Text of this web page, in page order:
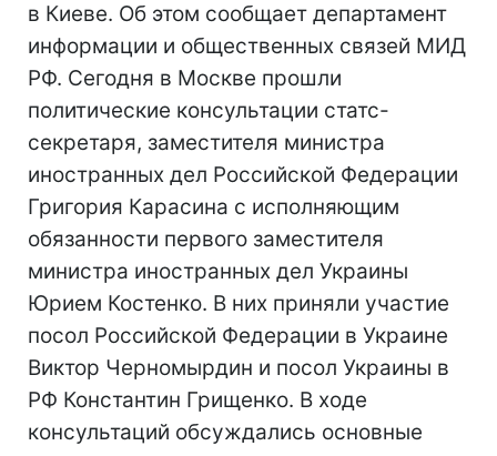
в Киеве. Об этом сообщает департамент
информации и общественных связей МИД
РФ. Сегодня в Москве прошли
политические консультации статс-
секретаря, заместителя министра
иностранных дел Российской Федерации
Григория Карасина с исполняющим
обязанности первого заместителя
министра иностранных дел Украины
Юрием Костенко. В них приняли участие
посол Российской Федерации в Украине
Виктор Черномырдин и посол Украины в
РФ Константин Грищенко. В ходе
консультаций обсуждались основные